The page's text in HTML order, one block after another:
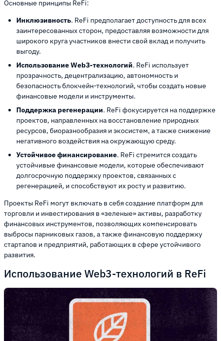
Основные принципы ReFi:
Инклюзивность. ReFi предполагает доступность для всех
заинтересованных сторон, предоставляя возможности для
широкого круга участников внести свой вклад и получить
выгоду.
Использование Web3-технологий. ReFi использует
прозрачность, децентрализацию, автономность и
безопасность блокчейн-технологий, чтобы создать новые
финансовые модели и инструменты.
Поддержка регенерации. ReFi фокусируется на поддержке
проектов, направленных на восстановление природных
ресурсов, биоразнообразия и экосистем, а также снижение
негативного воздействия на окружающую среду.
Устойчивое финансирование. ReFi стремится создать
устойчивые финансовые модели, которые обеспечивают
долгосрочную поддержку проектов, связанных с
регенерацией, и способствуют их росту и развитию.
Проекты ReFi могут включать в себя создание платформ для
торговли и инвестирования в «зеленые» активы, разработку
финансовых инструментов, позволяющих компенсировать
выбросы парниковых газов, а также финансовую поддержку
стартапов и предприятий, работающих в сфере устойчивого
развития.
Использование Web3-технологий в ReFi